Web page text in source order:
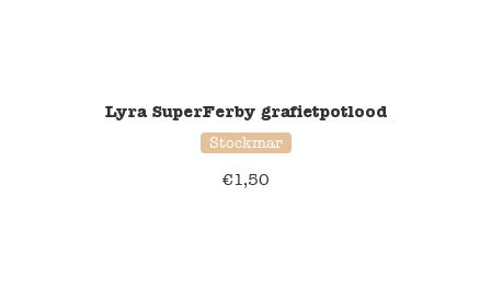
Lyra SuperFerby grafietpotlood
Stockmar
€1,50